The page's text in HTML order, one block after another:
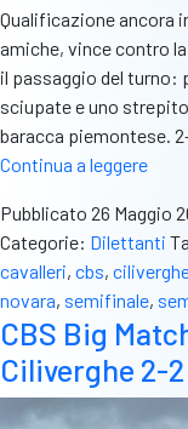
Qualificazione ancora
amiche, vince contro
il passaggio del turno:
sciupate e uno
baracca piemontese.
Continua a leggereCBS
Pro
2-
Pubblicato 26 Maggio
Categorie: Dilettanti
cavalleri, cbs,
novara, semifinale,
CBS Big
Ciliverghe 2-2